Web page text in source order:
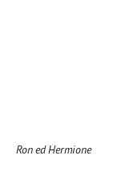
Ron ed Hermione